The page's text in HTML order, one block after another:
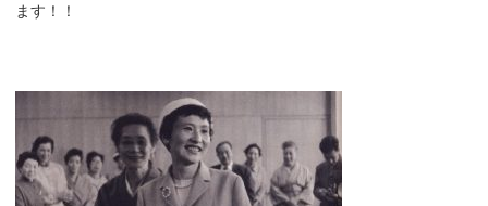
ます！！